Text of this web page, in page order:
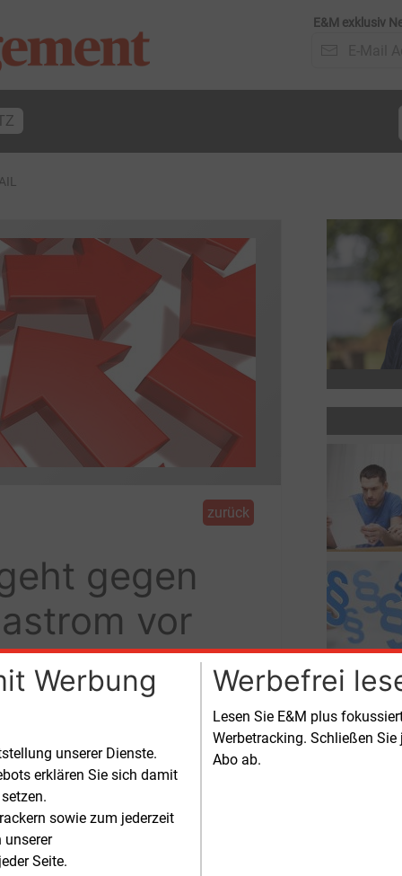
E&M exklusiv
Werbung
unserer Dienste.
erklären Sie sich damit
sowie zum jederzeit
unserer
Seite.
Werbefrei
Lesen Sie E&M plus
Werbetracking. Schließen
Abo ab.
zurück
gegen
vor
gegen die Voxenergie GmbH und
Preiserhöhungen.
über Preisänderungen
einen Monat und alle übrigen
spätestens zwei Wochen vor
der beabsichtigten Änderung
werden. Kunden haben im Falle
ein